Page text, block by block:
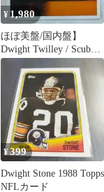
¥ 1,980
ほぼ美盤/国内盤】
Dwight Twilley / Scuba
Divers
¥399
Dwight Stone 1988 Topps
NFLカード